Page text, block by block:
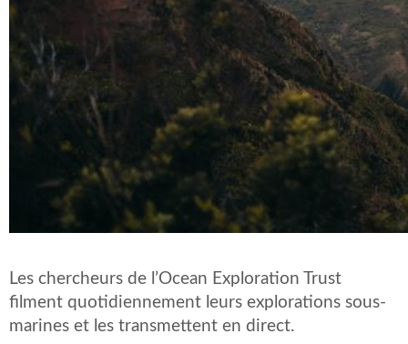
Les chercheurs de l’Ocean Exploration Trust
filment quotidiennement leurs explorations sous-
marines et les transmettent en direct.